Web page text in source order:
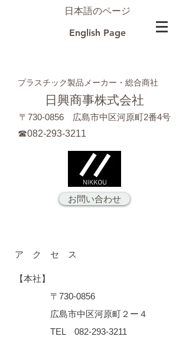
English Page
日本語のページ
プラスチック製品メーカー・総合商社
​日興商事株式会社
〒730‐0856 広島市中区河原町2番4号
☎082-293-3211
お問い合わせ
ア ク セ ス
【本社】
〒730-0856
広島市中区河原町２ー４​
​ TEL 082-293-3211